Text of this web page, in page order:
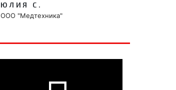
ЮЛИЯ С.
ООО "Медтехника"